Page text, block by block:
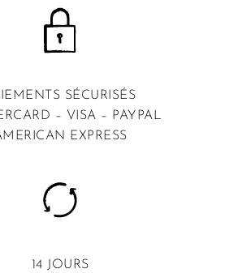
SÉCURISÉS
– VISA – PAYPAL
EXPRESS
14 JOURS